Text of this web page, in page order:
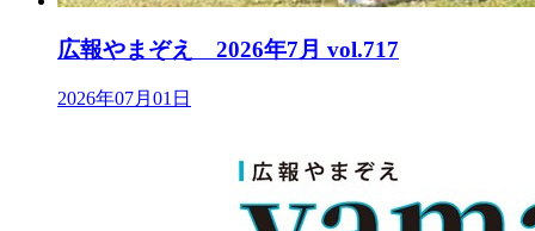
広報やまぞえ 2026年7月 vol.717
2026年07月01日